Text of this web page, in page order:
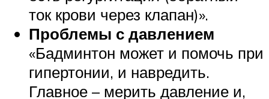
ток крови через клапан)».
Проблемы с давлением
«Бадминтон может и помочь при
гипертонии, и навредить.
Главное – мерить давление и,